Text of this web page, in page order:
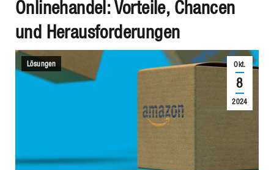
Onlinehandel: Vorteile, Chancen
und Herausforderungen
Okt.
8
2024
Lösungen